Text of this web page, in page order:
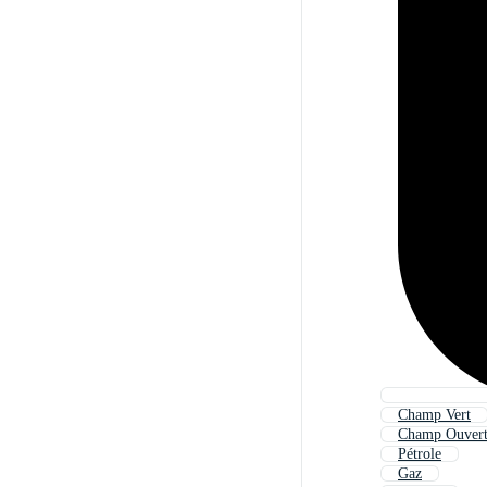
Champ Vert
Champ Ouvert
Pétrole
Gaz